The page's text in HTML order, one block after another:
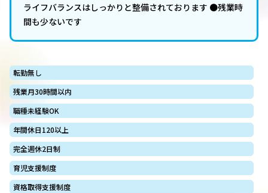
ライフバランスはしっかりと整備されております ●残業時
間も少ないです
転勤無し
残業月30時間以内
職種未経験OK
年間休日120以上
完全週休2日制
育児支援制度
資格取得支援制度